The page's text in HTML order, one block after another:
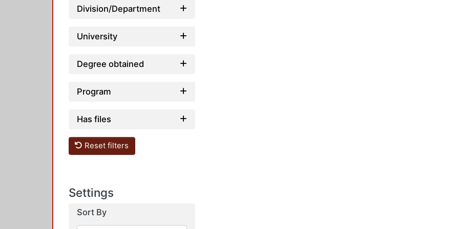
Division/Department
University
Degree obtained
Program
Has files
Reset filters
Settings
Sort By